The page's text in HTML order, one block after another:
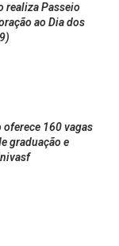
realiza Passeio
ao Dia dos
160 vagas
graduação e